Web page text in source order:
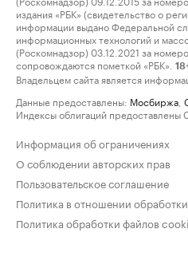
издания «РБК» (свидетельство о
информации выдано Федеральной
информационных технологий и
(Роскомнадзор) 03.12.2021 за
сопровождаются пометкой «РБК».
Владельцем сайта является
Данные предоставлены: Мосбиржа
Индексы облигаций предоставлены
Информация об ограничениях
О соблюдении авторских прав
Пользовательское соглашение
Политика в отношении
Политика обработки файлов